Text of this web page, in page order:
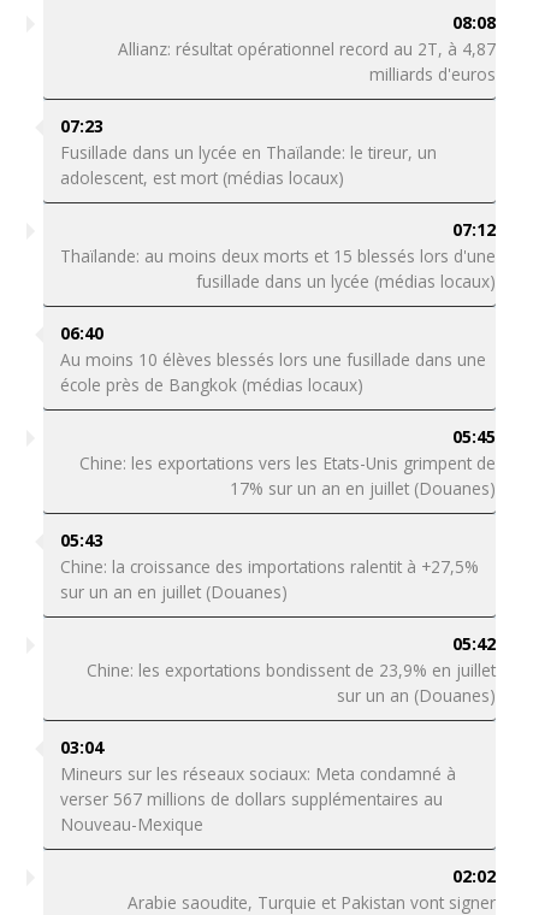
08:08
Allianz: résultat opérationnel record au 2T, à 4,87
milliards d'euros
07:23
Fusillade dans un lycée en Thaïlande: le tireur, un
adolescent, est mort (médias locaux)
07:12
Thaïlande: au moins deux morts et 15 blessés lors d'une
fusillade dans un lycée (médias locaux)
06:40
Au moins 10 élèves blessés lors une fusillade dans une
école près de Bangkok (médias locaux)
05:45
Chine: les exportations vers les Etats-Unis grimpent de
17% sur un an en juillet (Douanes)
05:43
Chine: la croissance des importations ralentit à +27,5%
sur un an en juillet (Douanes)
05:42
Chine: les exportations bondissent de 23,9% en juillet
sur un an (Douanes)
03:04
Mineurs sur les réseaux sociaux: Meta condamné à
verser 567 millions de dollars supplémentaires au
Nouveau-Mexique
02:02
Arabie saoudite, Turquie et Pakistan vont signer